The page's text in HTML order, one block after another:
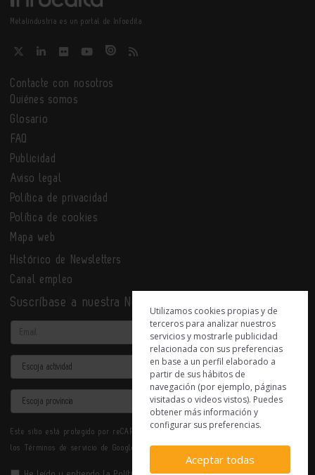
Metalindustria es un portal de Infoedita
Contacte con nosotros
Quiénes somos
Glosario
FAQ
Publicidad
Aviso legal
Política de privacidad
Política de cookies
Mapa web
Histórico de Newsletters
Canal empleo
Suscríbase a nuestra Newsletter
Email
Actividad
Provincia
Este sitio está protegido por reCAPTCHA y se aplican la
los Términos de servicio de Google.
Utilizamos cookies propias y de
terceros para analizar nuestros
servicios y mostrarle publicidad
relacionada con sus preferencias
en base a un perfil elaborado a
partir de sus hábitos de
navegación (por ejemplo, páginas
visitadas o videos vistos). Puedes
obtener más información y
configurar sus preferencias.
Aceptar todas